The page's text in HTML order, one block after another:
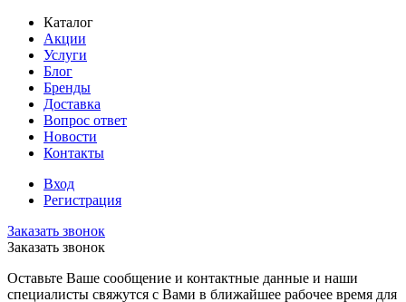
Каталог
Акции
Услуги
Блог
Бренды
Доставка
Вопрос ответ
Новости
Контакты
Вход
Регистрация
Заказать звонок
Заказать звонок
Оставьте Ваше сообщение и контактные данные и наши
специалисты свяжутся с Вами в ближайшее рабочее время для